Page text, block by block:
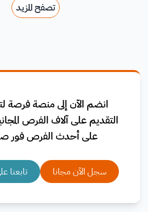
تصفح المزيد
انضم الآن إلى منصة فرصة
التقديم على آلاف الفرص
على أحدث الفرص فور
سجل الآن مجانا تابعنا